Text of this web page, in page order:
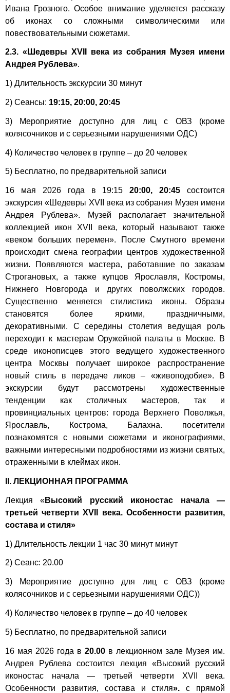
Ивана Грозного. Особое внимание уделяется рассказу
об иконах со сложными символическими или
повествовательными сюжетами.
2.3. «Шедевры XVII века из собрания Музея имени
Андрея Рублева».
1) Длительность экскурсии 30 минут
2) Сеансы: 19:15, 20:00, 20:45
3) Мероприятие доступно для лиц с ОВЗ (кроме
колясочников и с серьезными нарушениями ОДС)
4) Количество человек в группе – до 20 человек
5) Бесплатно, по предварительной записи
16 мая 2026 года в 19:1520:00, 20:45 состоится
экскурсия «Шедевры XVII века из собрания Музея имени
Андрея Рублева». Музей располагает значительной
коллекцией икон XVII века, который называют также
«веком больших перемен». После Смутного времени
происходит смена географии центров художественной
жизни. Появляются мастера, работавшие по заказам
Строгановых, а также купцов Ярославля, Костромы,
Нижнего Новгорода и других поволжских городов.
Существенно меняется стилистика иконы. Образы
становятся более яркими, праздничными,
декоративными. С середины столетия ведущая роль
переходит к мастерам Оружейной палаты в Москве. В
среде иконописцев этого ведущего художественного
центра Москвы получает широкое распространение
новый стиль в передаче ликов – «живоподобие». В
экскурсии будут рассмотрены художественные
тенденции как столичных мастеров, так и
провинциальных центров: города Верхнего Поволжья,
Ярославль, Кострома, Балахна. посетители
познакомятся с новыми сюжетами и иконографиями,
важными интересными подробностями из жизни святых,
отраженными в клеймах икон.
II. ЛЕКЦИОННАЯ ПРОГРАММА
Лекция «Высокий русский иконостас начала —
третьей четверти XVII века. Особенности развития,
состава и стиля»
1) Длительность лекции 1 час 30 минут минут
2) Сеанс: 20.00
3) Мероприятие доступно для лиц с ОВЗ (кроме
колясочников и с серьезными нарушениями ОДС))
4) Количество человек в группе – до 40 человек
5) Бесплатно, по предварительной записи
16 мая 2026 года в 20.00 в лекционном зале Музея им.
Андрея Рублева состоится лекция «Высокий русский
иконостас начала — третьей четверти XVII века.
Особенности развития, состава и стиля».с прямой